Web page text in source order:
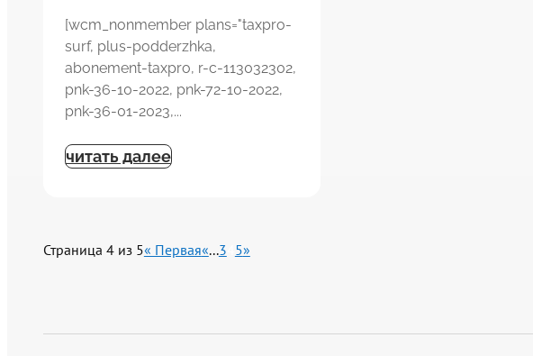
[wcm_nonmember plans="taxpro-
surf, plus-podderzhka,
abonement-taxpro, r-c-113032302,
pnk-36-10-2022, pnk-72-10-2022,
pnk-36-01-2023,...
читать далее
Страница 4 из 5« Первая«...3 5»